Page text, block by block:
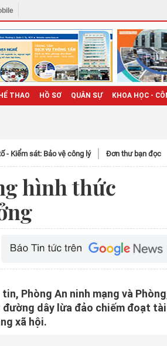
THAO HỒ SƠ QUÂN SỰ KHOA HỌC -
- Kiểm sát: Bảo vệ công lý Đơn thư bạn đọc
hình thức
Phòng An ninh mạng và
dây lừa đảo chiếm đoạt tài
xã hội.